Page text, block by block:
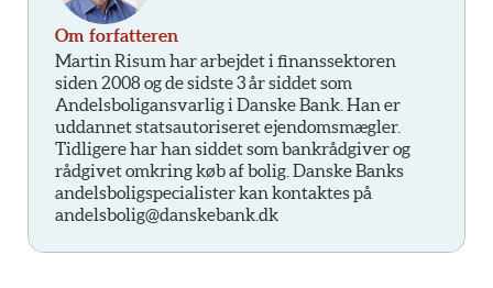
Om forfatteren
Martin Risum har arbejdet i finanssektoren
siden 2008 og de sidste 3 år siddet som
Andelsboligansvarlig i Danske Bank. Han er
uddannet statsautoriseret ejendomsmægler.
Tidligere har han siddet som bankrådgiver og
rådgivet omkring køb af bolig. Danske Banks
andelsboligspecialister kan kontaktes på
andelsbolig@danskebank.dk